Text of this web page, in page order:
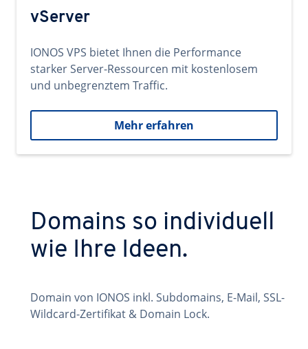
vServer
IONOS VPS bietet Ihnen die Performance
starker Server-Ressourcen mit kostenlosem
und unbegrenztem Traffic.
Mehr erfahren
Domains so individuell
wie Ihre Ideen.
Domain von IONOS inkl. Subdomains, E-Mail, SSL-
Wildcard-Zertifikat & Domain Lock.